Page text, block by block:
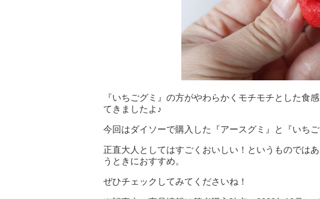
『いちごグミ』の方がやわらかくモチモチとした食
てきましたよ♪
今回はダイソーで購入した『アースグミ』と『いち
正直大人としてはすごくおいしい！というものでは
うときにおすすめ。
ぜひチェックしてみてくださいね！